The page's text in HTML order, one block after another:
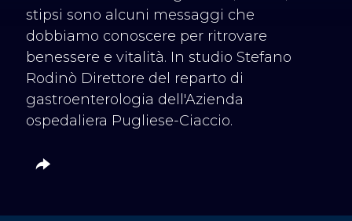
stipsi sono alcuni messaggi che
dobbiamo conoscere per ritrovare
benessere e vitalità. In studio Stefano
Rodinò Direttore del reparto di
gastroenterologia dell'Azienda
ospedaliera Pugliese-Ciaccio.